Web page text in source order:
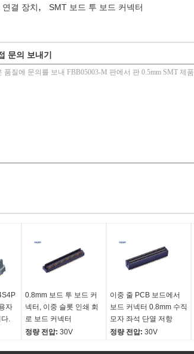
결 장치, SMT 보드 투 보드 커넥터
문의 보내기
자
.
0.8mm 보드 투 보드 커
넥터, 이중 슬롯 인쇄 회
로 보드 커넥터
정량 전압: 30V
이중 줄 PCB 보드에서
보드 커넥터 0.8mm 수직
모자 좌석 단열 저항
정량 전압: 30V